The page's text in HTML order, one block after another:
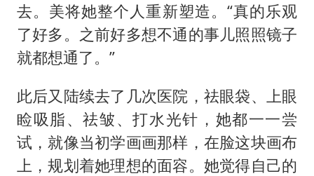
去。美将她整个人重新塑造。“真的乐观
了好多。之前好多想不通的事儿照照镜子
就都想通了。”
此后又陆续去了几次医院，祛眼袋、上眼
睑吸脂、祛皱、打水光针，她都一一尝
试，就像当初学画画那样，在脸这块画布
上，规划着她理想的面容。她觉得自己的